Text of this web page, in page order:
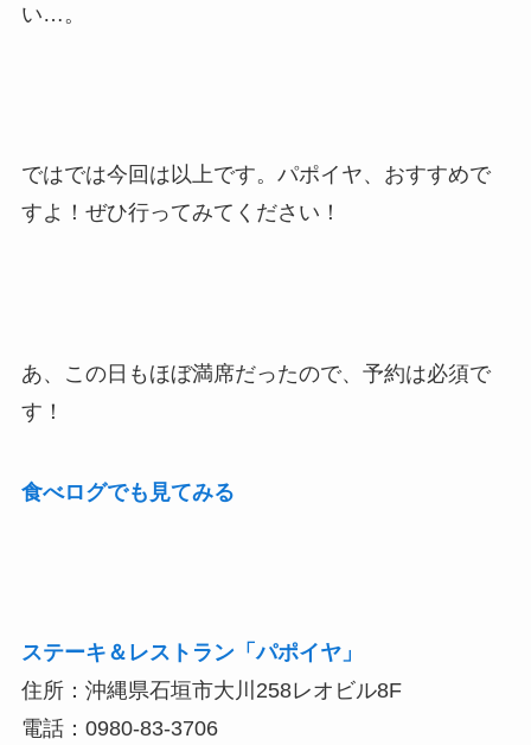
い…。
ではでは今回は以上です。パポイヤ、おすすめで
すよ！ぜひ行ってみてください！
あ、この日もほぼ満席だったので、予約は必須で
す！
食べログでも見てみる
ステーキ＆レストラン「パポイヤ」
住所：沖縄県石垣市大川258レオビル8F
電話：0980-83-3706